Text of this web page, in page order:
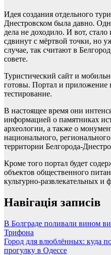
Идея создания отдельного
Днестровском была давно.
дела не доходило. И вот, стало
сдвинут с мёртвой точки, но
случае, так считают в
совете.
Туристический сайт и
готовы. Портал и приложение
тестирование.
В настоящее время они
информацией о памятниках
археологии, а также о
национального,
территории Белгорода-
Кроме того портал будет
объектов общественного
культурно-развлекательных и
Навігація записів
В Болграде поливали вином
Трифона
Город для влюблённых: куда
прогулку в Одессе